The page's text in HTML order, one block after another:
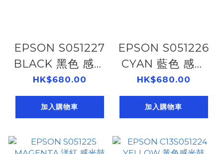
EPSON S051227
BLACK 黑色 感光
鼓 C500DN
105052161
HK$680.00
加入購物車
EPSON S051226
CYAN 藍色 感光
鼓 C500DN
105052160
HK$680.00
加入購物車